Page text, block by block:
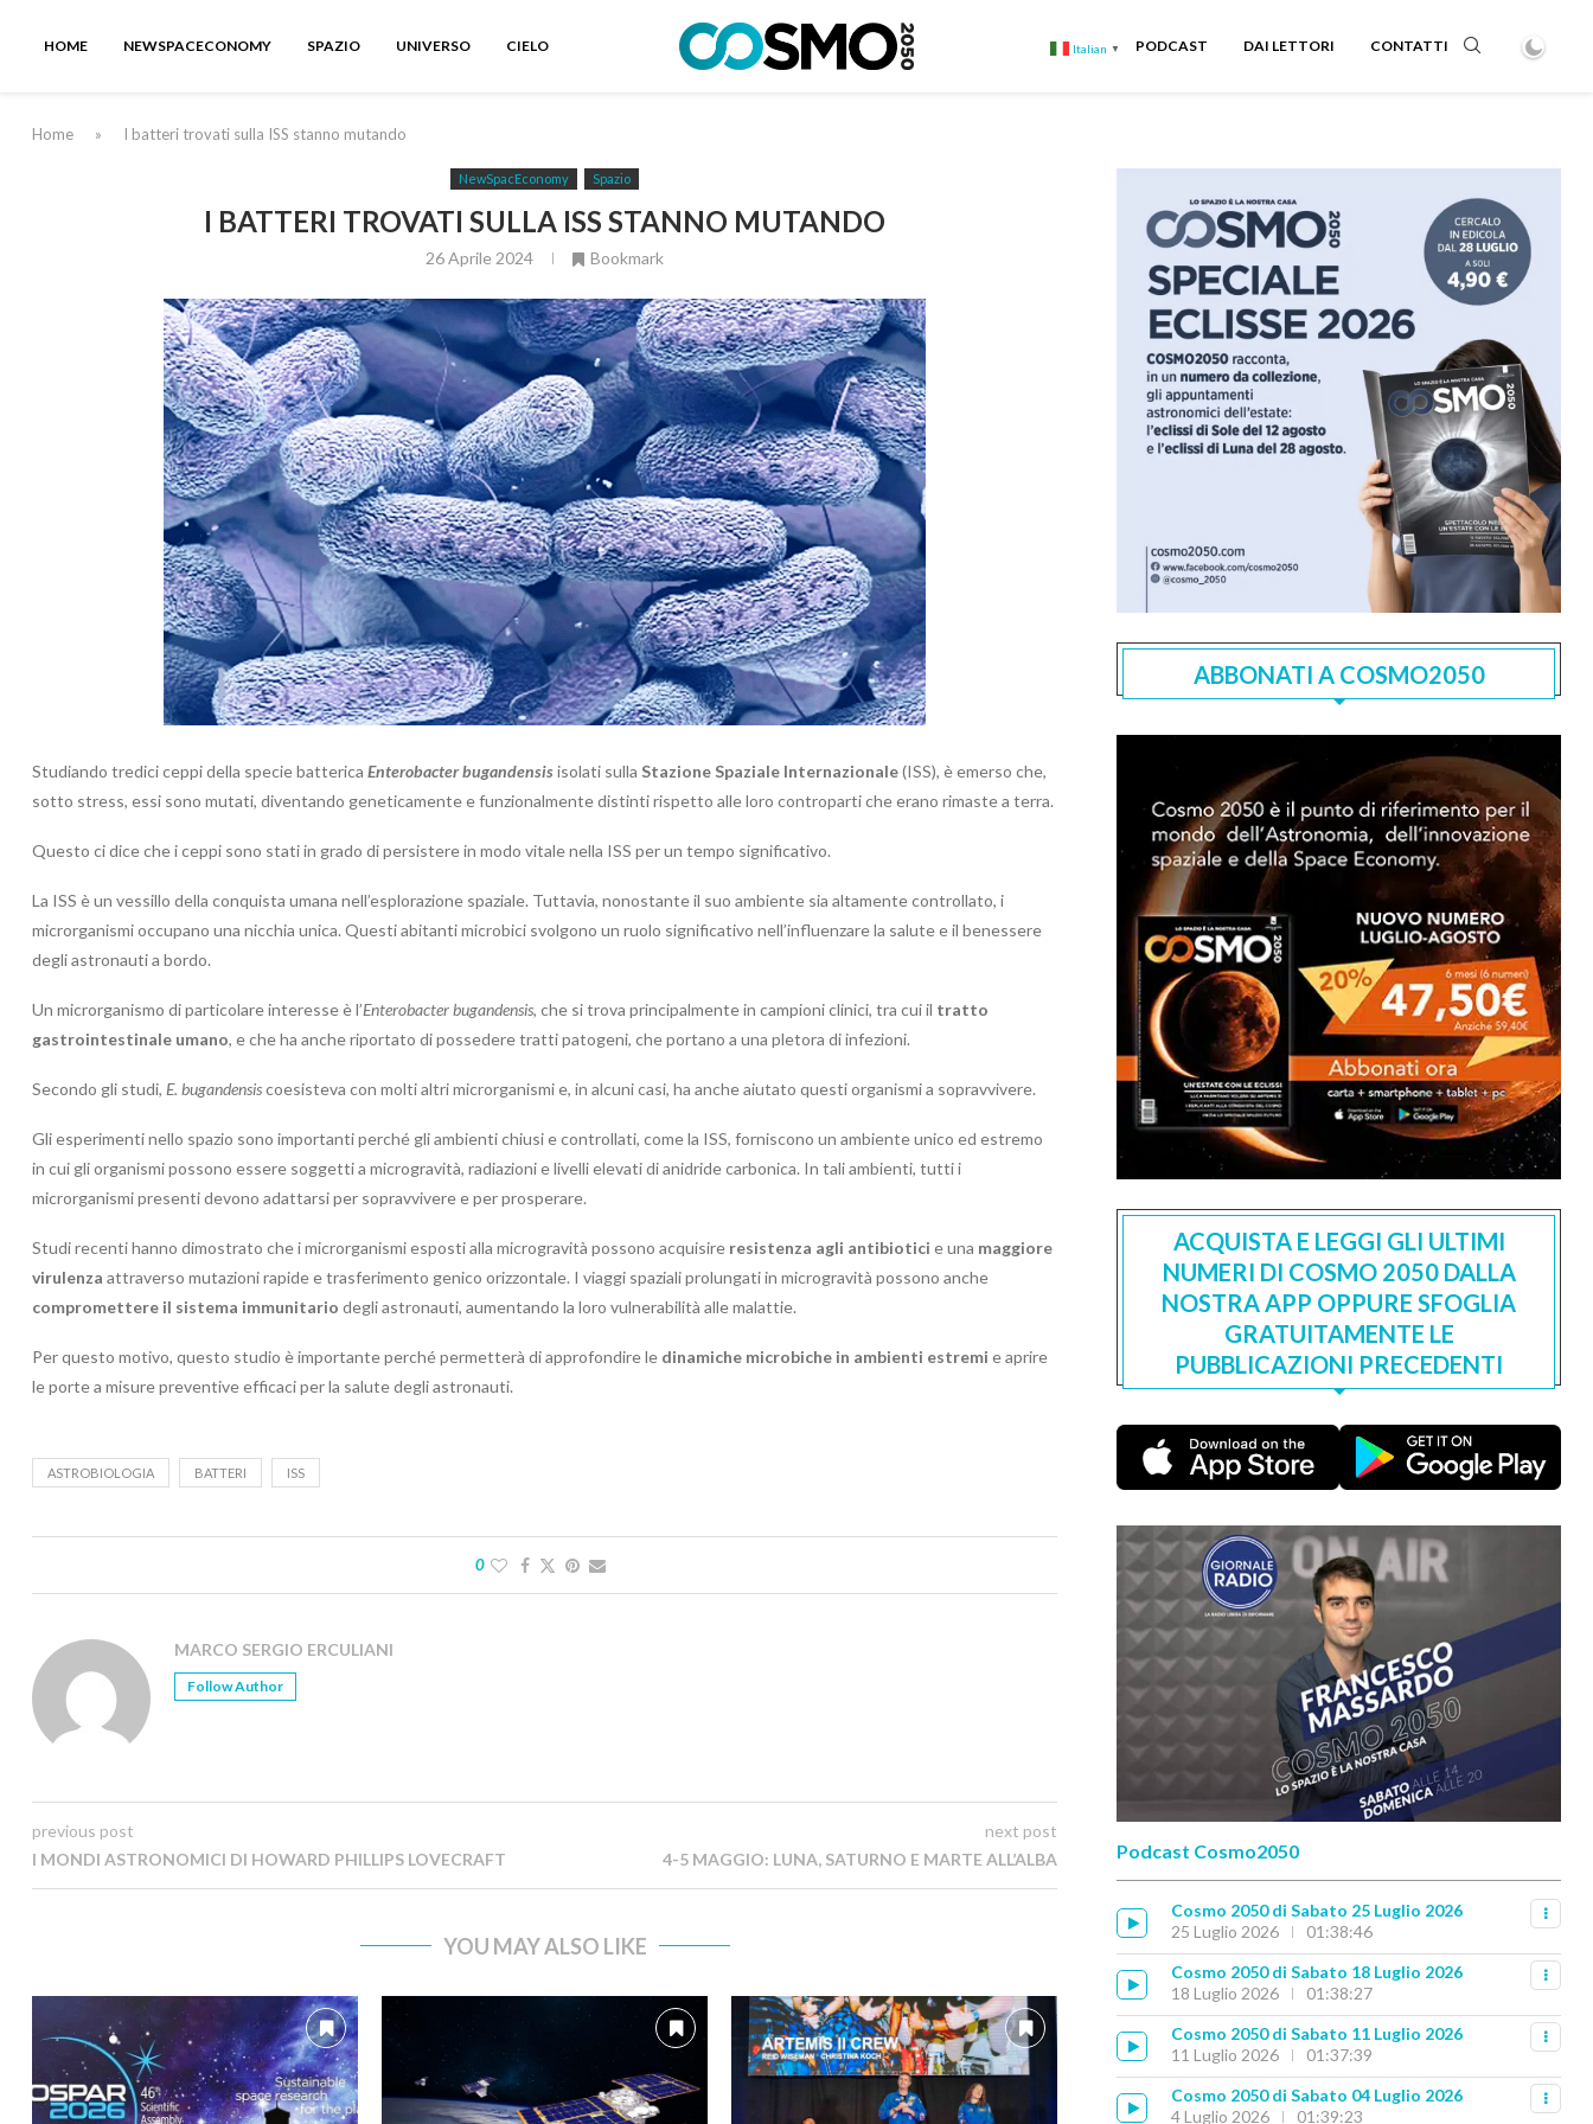
HOME NEWSPACECONOMY SPAZIO UNIVERSO CIELO Italian ▼ PODCAST DAI LETTORI CONTATTI
Home » I batteri trovati sulla ISS stanno mutando
NewSpacEconomy Spazio
I BATTERI TROVATI SULLA ISS STANNO MUTANDO
26 Aprile 2024 Bookmark
Studiando tredici ceppi della specie batterica Enterobacter bugandensisisolati sulla Stazione Spaziale Internazionale(ISS), è emerso che,
sotto stress, essi sono mutati, diventando geneticamente e funzionalmente distinti rispetto alle loro controparti che erano rimaste a terra.
Questo ci dice che i ceppi sono stati in grado di persistere in modo vitale nella ISS per un tempo significativo.
La ISS è un vessillo della conquista umana nell’esplorazione spaziale. Tuttavia, nonostante il suo ambiente sia altamente controllato, i
microrganismi occupano una nicchia unica. Questi abitanti microbici svolgono un ruolo significativo nell’influenzare la salute e il benessere
degli astronauti a bordo.
Un microrganismo di particolare interesse è l’Enterobacter bugandensis, che si trova principalmente in campioni clinici, tra cui il tratto
gastrointestinale umano, e che ha anche riportato di possedere tratti patogeni, che portano a una pletora di infezioni.
Secondo gli studi, E. bugandensiscoesisteva con molti altri microrganismi e, in alcuni casi, ha anche aiutato questi organismi a sopravvivere.
Gli esperimenti nello spazio sono importanti perché gli ambienti chiusi e controllati, come la ISS, forniscono un ambiente unico ed estremo
in cui gli organismi possono essere soggetti a microgravità, radiazioni e livelli elevati di anidride carbonica. In tali ambienti, tutti i
microrganismi presenti devono adattarsi per sopravvivere e per prosperare.
Studi recenti hanno dimostrato che i microrganismi esposti alla microgravità possono acquisire resistenza agli antibiotici e una maggiore
virulenza attraverso mutazioni rapide e trasferimento genico orizzontale. I viaggi spaziali prolungati in microgravità possono anche
compromettere il sistema immunitario degli astronauti, aumentando la loro vulnerabilità alle malattie.
Per questo motivo, questo studio è importante perché permetterà di approfondire le dinamiche microbiche in ambienti estremi e aprire
le porte a misure preventive efficaci per la salute degli astronauti.
ASTROBIOLOGIA BATTERI ISS
0
MARCO SERGIO ERCULIANI
Follow Author
previous post
I MONDI ASTRONOMICI DI HOWARD PHILLIPS LOVECRAFT
next post
4-5 MAGGIO: LUNA, SATURNO E MARTE ALL’ALBA
YOU MAY ALSO LIKE
ABBONATI A COSMO2050
ACQUISTA E LEGGI GLI ULTIMI
NUMERI DI COSMO 2050 DALLA
NOSTRA APP OPPURE SFOGLIA
GRATUITAMENTE LE
PUBBLICAZIONI PRECEDENTI
Podcast Cosmo2050
Cosmo 2050 di Sabato 25 Luglio 2026
25 Luglio 2026
01:38:46
Cosmo 2050 di Sabato 18 Luglio 2026
18 Luglio 2026
01:38:27
Cosmo 2050 di Sabato 11 Luglio 2026
11 Luglio 2026
01:37:39
Cosmo 2050 di Sabato 04 Luglio 2026
4 Luglio 2026
01:39:23